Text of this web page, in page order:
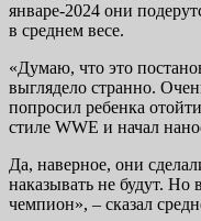
январе-2024 они
в среднем весе.
«Думаю, что это
выглядело странно.
попросил ребенка
стиле WWE и начал
Да, наверное, они
наказывать не будут. Но
чемпион», – сказал